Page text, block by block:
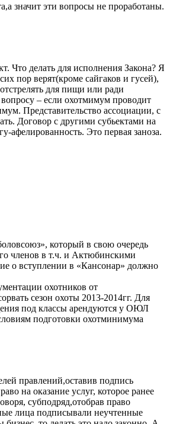
значит эти вопросы не проработаны.
Что делать для исполнения Закона? Я
пор верят(кроме сайгаков и гусей),
для пищи или ради
– если охотмимум проводит
Представительство ассоциации, с
Договор с другими субьектами на
афелированность. Это первая заноза.
который в свою очередь
членов в т.ч. и Актюбинскими
о вступлении в «Кансонар» должно
охотников от
сезон охоты 2013-2014гг. Для
под классы арендуются у ОЮЛ
подготовки охотминимума
правлений,оставив подпись
на оказание услуг, которое ранее
субподряд,отобрав право
лица подписывали неучтенные